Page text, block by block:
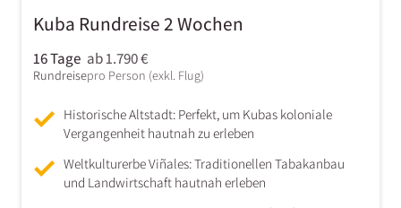
Kuba Rundreise 2 Wochen
16 Tage
Rundreise
ab 1.790 €
pro Person (exkl. Flug)
Historische Altstadt: Perfekt, um Kubas koloniale
Vergangenheit hautnah zu erleben
Weltkulturerbe Viñales: Traditionellen Tabakanbau
und Landwirtschaft hautnah erleben